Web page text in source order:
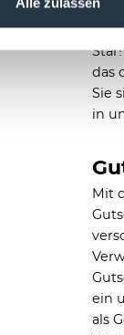
bei
das
Sie
in
Mit
ein
als